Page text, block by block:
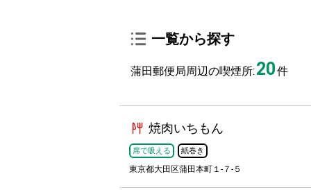
一覧から探す
蒲田郵便局周辺の喫煙所: 20件
焼肉いちもん
席で吸える 紙巻き
東京都大田区蒲田本町１-７-５